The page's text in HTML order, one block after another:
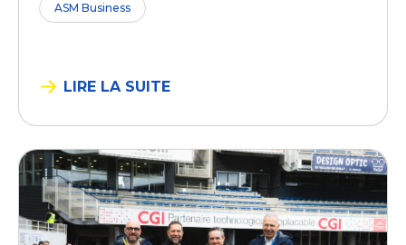
ASM Business
LIRE LA SUITE